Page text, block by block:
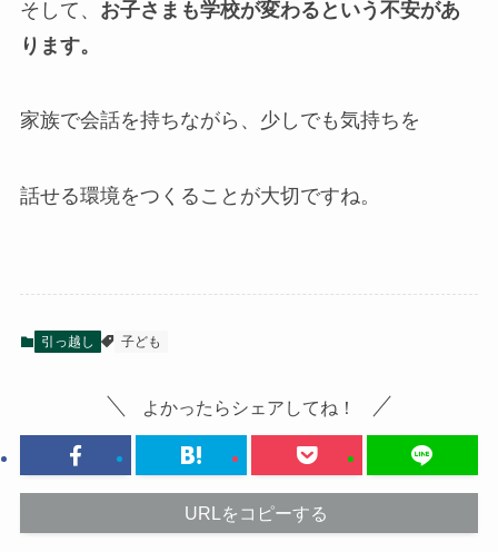
そして、 お子さまも学校が変わるという 不安があ
ります。
家族で会話を持ちながら、少しでも気持ちを
話せる環境をつくることが大切ですね。
引っ越し 子ども
よかったらシェアしてね！
URLをコピーする